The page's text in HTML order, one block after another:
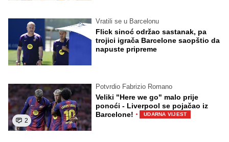
Vratili se u Barcelonu
Flick sinoć održao sastanak, pa
trojici igrača Barcelone saopštio da
napuste pripreme
2
Potvrdio Fabrizio Romano
Veliki "Here we go" malo prije
ponoći - Liverpool se pojačao iz
Barcelone! · UDARNA VIJEST